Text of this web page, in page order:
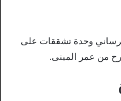
وحدة تشققات على
من عمر المبنى.